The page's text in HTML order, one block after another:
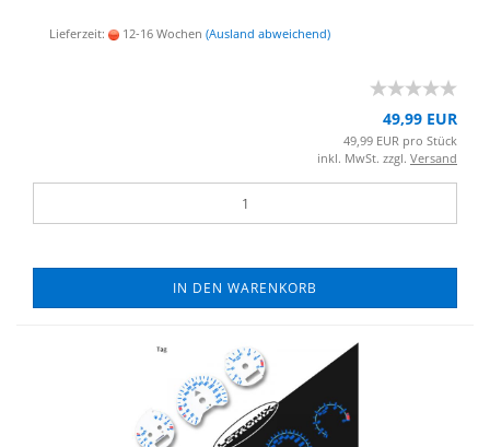
Lieferzeit: 12-16 Wochen (Ausland abweichend)
49,99 EUR
49,99 EUR pro Stück
inkl. MwSt. zzgl. Versand
IN DEN WARENKORB